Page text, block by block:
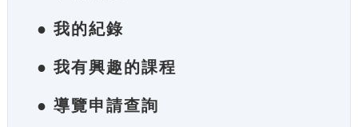
● 我的紀錄
● 我有興趣的課程
● 導覽申請查詢